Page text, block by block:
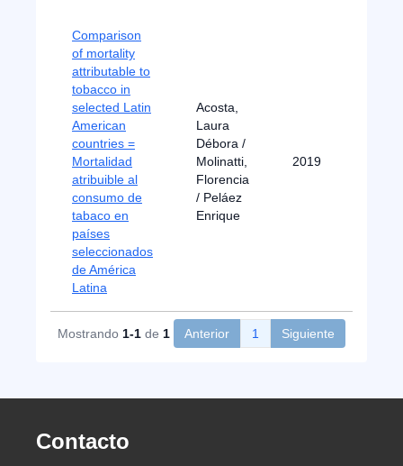
Comparison
of mortality
attributable to
tobacco in
selected Latin
American
countries =
Mortalidad
atribuible al
consumo de
tabaco en
países
seleccionados
de América
Latina
Acosta,
Laura
Débora /
Molinatti,
Florencia
/ Peláez
Enrique
2019
Mostrando 1-1 de 1 Anterior 1 Siguiente
Contacto